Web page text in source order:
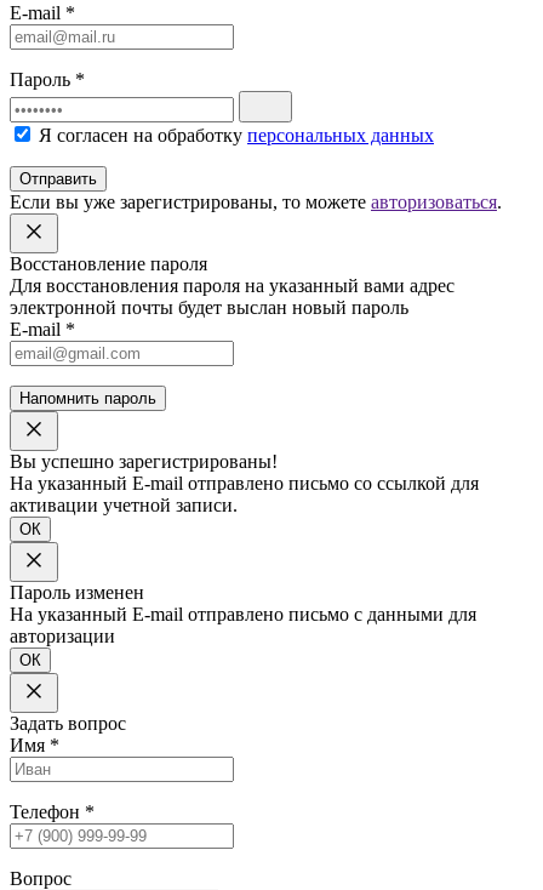
E-mail *
Пароль *
Я согласен на обработку персональных данных
Отправить
Если вы уже зарегистрированы, то можете авторизоваться.
Восстановление пароля
Для восстановления пароля на указанный вами адрес
электронной почты будет выслан новый пароль
E-mail *
Напомнить пароль
Вы успешно зарегистрированы!
На указанный E-mail отправлено письмо со ссылкой для
активации учетной записи.
ОК
Пароль изменен
На указанный E-mail отправлено письмо с данными для
авторизации
ОК
Задать вопрос
Имя *
Телефон *
Вопрос